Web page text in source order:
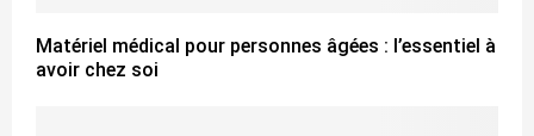
Matériel médical pour personnes âgées : l’essentiel à
avoir chez soi